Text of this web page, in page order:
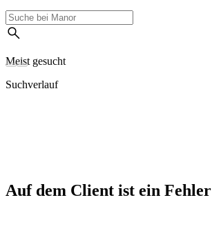
Meist gesucht
Suchverlauf
Auf dem Client ist ein